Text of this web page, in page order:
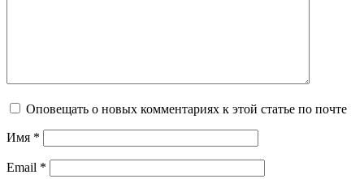
Оповещать о новых комментариях к этой статье по почте
Имя *
Email *